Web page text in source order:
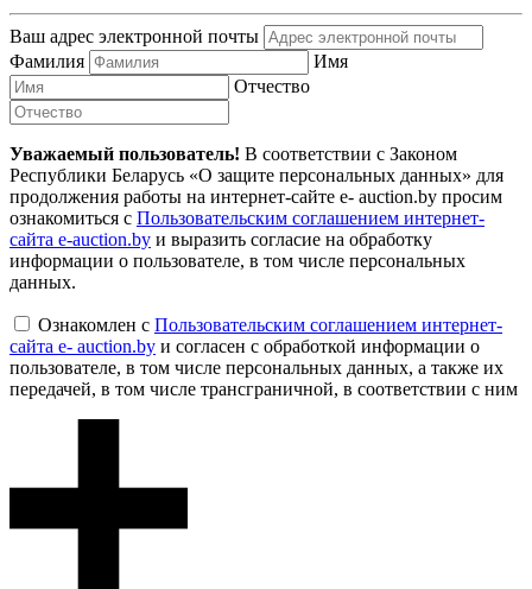
Ваш адрес электронной почты
Фамилия
Имя
Отчество
Уважаемый пользователь! В соответствии с Законом
Республики Беларусь «О защите персональных данных» для
продолжения работы на интернет-сайте e- auction.by просим
ознакомиться с Пользовательским соглашением интернет-
сайта e-auction.by и выразить согласие на обработку
информации о пользователе, в том числе персональных
данных.
Ознакомлен с Пользовательским соглашением интернет-
сайта e- auction.by и согласен с обработкой информации о
пользователе, в том числе персональных данных, а также их
передачей, в том числе трансграничной, в соответствии с ним